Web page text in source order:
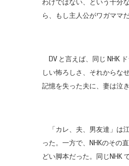
わけではない、という十分
ら、もし主人公がワガママ
DV と言えば、同じ NHK
しい怖ろしさ、それからな
記憶を失った夫に、妻は泣
「カレ、夫、男友達」は
った。一方で、NHKのその
どい脚本だった。同じNHK